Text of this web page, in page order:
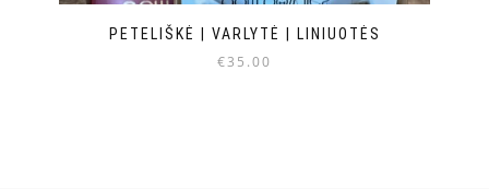
PETELIŠKĖ | VARLYTĖ | LINIUOTĖS
€35.00